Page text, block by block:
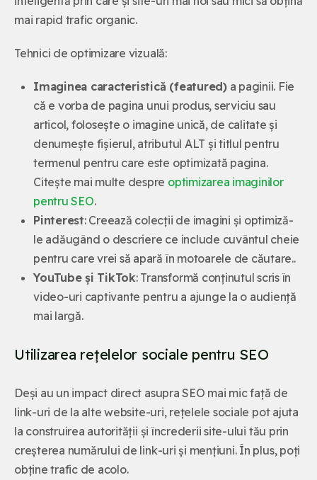
mai rapid trafic organic.
Tehnici de optimizare vizuală:
Imaginea caracteristică (featured)a paginii. Fie
că e vorba de pagina unui produs, serviciu sau
articol, folosește o imagine unică, de calitate și
denumește fișierul, atributul ALT și titlul pentru
termenul pentru care este optimizată pagina.
Citește mai multe despre optimizarea imaginilor
pentru SEO.
Pinterest: Creează colecții de imagini și optimiză-
le adăugând o descriere ce include cuvântul cheie
pentru care vrei să apară în motoarele de căutare..
YouTube și TikTok: Transformă conținutul scris în
video-uri captivante pentru a ajunge la o audiență
mai largă.
Utilizarea rețelelor sociale pentru SEO
Deși au un impact direct asupra SEO mai mic față de
link-uri de la alte website-uri, rețelele sociale pot ajuta
la construirea autorității și încrederii site-ului tău prin
creșterea numărului de link-uri și mențiuni. În plus, poți
obține trafic de acolo.